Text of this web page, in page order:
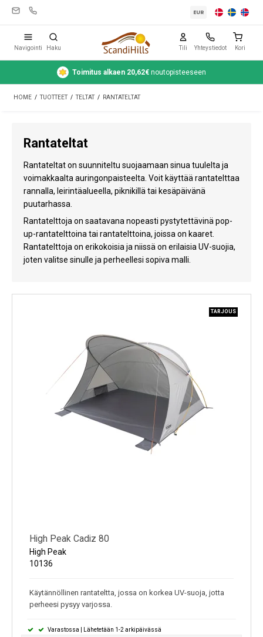
Leirintävarusteet
Teltat
Matkavarusteet
Auto ja peräkärry
Kaasu
Vesi
EUR
Navigointi Haku Tili Yhteystiedot Kori
Toimitus alkaen 20,62€ noutopisteeseen
HOME / TUOTTEET / TELTAT / RANTATELTAT
Rantateltat
Rantateltat on suunniteltu suojaamaan sinua tuulelta ja
voimakkaalta auringonpaisteelta. Voit käyttää rantatelttaa
rannalla, leirintäalueella, piknikillä tai kesäpäivänä
puutarhassa.
Rantatelttoja on saatavana nopeasti pystytettävinä pop-
up-rantatelttoina tai rantatelttoina, joissa on kaaret.
Rantatelttoja on erikokoisia ja niissä on erilaisia UV-suojia,
joten valitse sinulle ja perheellesi sopiva malli.
TARJOUS
High Peak Cadiz 80
High Peak
10136
Käytännöllinen rantateltta, jossa on korkea UV-suoja, jotta
perheesi pysyy varjossa.
Varastossa | Lähetetään 1-2 arkipäivässä